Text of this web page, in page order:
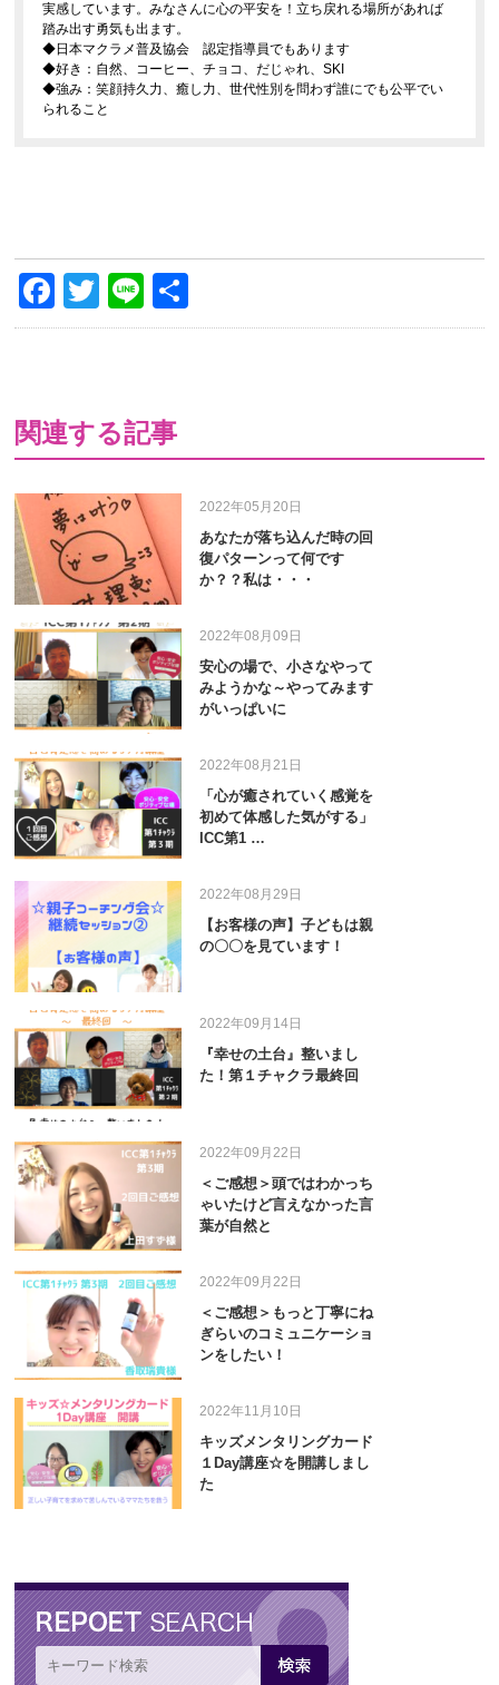
実感しています。みなさんに心の平安を！立ち戻れる場所があれば
踏み出す勇気も出ます。
◆日本マクラメ普及協会 認定指導員でもあります
◆好き：自然、コーヒー、チョコ、だじゃれ、SKI
◆強み：笑顔持久力、癒し力、世代性別を問わず誰にでも公平でい
られること
Facebook
Twitter
Line
有
関連する記事
2022年05月20日
あなたが落ち込んだ時の回
復パターンって何です
か？？私は・・・
2022年08月09日
安心の場で、小さなやって
みようかな～やってみます
がいっぱいに
2022年08月21日
「心が癒されていく感覚を
初めて体感した気がする」
ICC第1 …
2022年08月29日
【お客様の声】子どもは親
の〇〇を見ています！
2022年09月14日
『幸せの土台』整いまし
た！第１チャクラ最終回
2022年09月22日
＜ご感想＞頭ではわかっち
ゃいたけど言えなかった言
葉が自然と
2022年09月22日
＜ご感想＞もっと丁寧にね
ぎらいのコミュニケーショ
ンをしたい！
2022年11月10日
キッズメンタリングカード
１Day講座☆を開講しまし
た